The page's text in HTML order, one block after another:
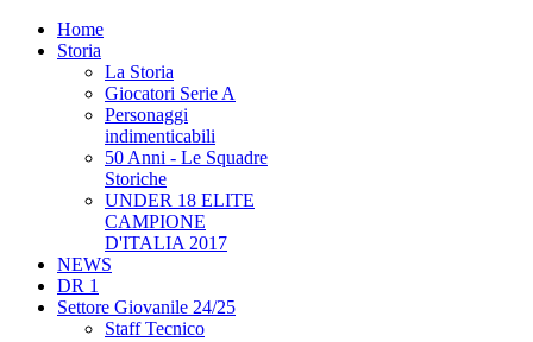
Home
Storia
La Storia
Giocatori Serie A
Personaggi
indimenticabili
50 Anni - Le Squadre
Storiche
UNDER 18 ELITE
CAMPIONE
D'ITALIA 2017
NEWS
DR 1
Settore Giovanile 24/25
Staff Tecnico